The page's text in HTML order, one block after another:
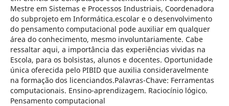
Mestre em Sistemas e Processos Industriais, Coordenadora
do subprojeto em Informática.escolar e o desenvolvimento
do pensamento computacional pode auxiliar em qualquer
área do conhecimento, mesmo involuntariamente. Cabe
ressaltar aqui, a importância das experiências vividas na
Escola, para os bolsistas, alunos e docentes. Oportunidade
única oferecida pelo PIBID que auxilia consideravelmente
na formação dos licenciandos.Palavras-Chave: Ferramentas
computacionais. Ensino-aprendizagem. Raciocínio lógico.
Pensamento computacional